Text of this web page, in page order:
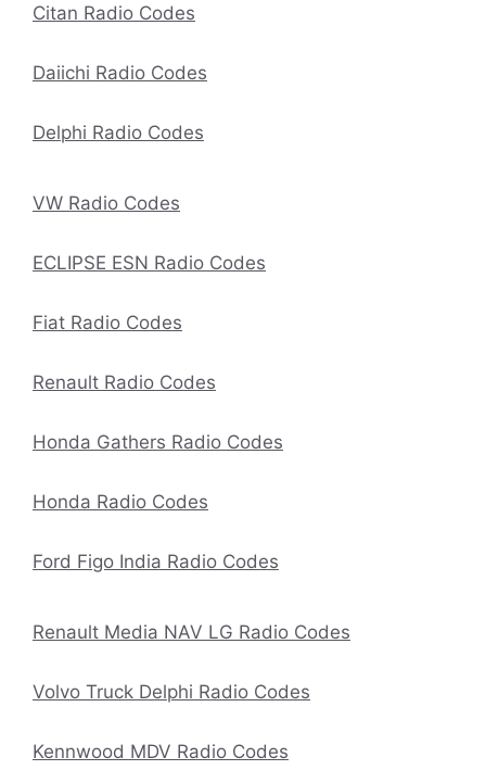
Citan Radio Codes
Daiichi Radio Codes
Delphi Radio Codes
VW Radio Codes
ECLIPSE ESN Radio Codes
Fiat Radio Codes
Renault Radio Codes
Honda Gathers Radio Codes
Honda Radio Codes
Ford Figo India Radio Codes
Renault Media NAV LG Radio Codes
Volvo Truck Delphi Radio Codes
Kennwood MDV Radio Codes